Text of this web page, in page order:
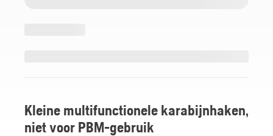
Kleine multifunctionele karabijnhaken,
niet voor PBM-gebruik